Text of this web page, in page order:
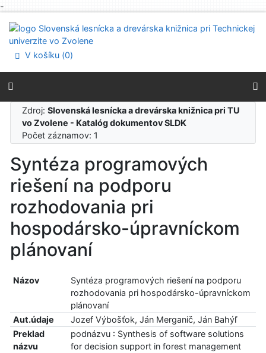
-
Prejsť na menu
Prehlásenie o webovej prístupnosti
V košíku (0)
Zdroj:Slovenská lesnícka a drevárska knižnica pri TU
vo Zvolene - Katalóg dokumentov SLDK
Počet záznamov: 1
Syntéza programových
riešení na podporu
rozhodovania pri
hospodársko-úpravníckom
plánovaní
Názov
Syntéza programových riešení na podporu
rozhodovania pri hospodársko-úpravníckom
plánovaní
Aut.údaje
Jozef Výbošťok, Ján Merganič, Ján Bahýľ
Preklad
názvu
podnázvu : Synthesis of software solutions
for decision support in forest management